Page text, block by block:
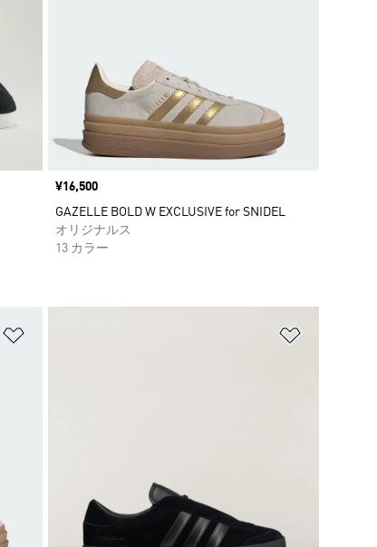
価格
¥16,500
GAZELLE BOLD W EXCLUSIVE for SNIDEL
オリジナルス
13 カラー